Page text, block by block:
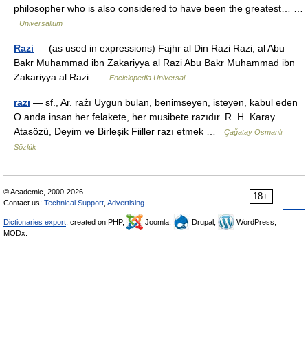
philosopher who is also considered to have been the greatest… …
Universalium
Razi — (as used in expressions) Fajhr al Din Razi Razi, al Abu
Bakr Muhammad ibn Zakariyya al Razi Abu Bakr Muhammad ibn
Zakariyya al Razi …
Enciclopedia Universal
razı — sf., Ar. rāżī Uygun bulan, benimseyen, isteyen, kabul eden
O anda insan her felakete, her musibete razıdır. R. H. Karay
Atasözü, Deyim ve Birleşik Fiiller razı etmek …
Çağatay Osmanlı
Sözlük
18+
© Academic, 2000-2026
Contact us: Technical Support Advertising
Dictionaries export , created on PHP, Joomla, Drupal,
WordPress,
MODx.